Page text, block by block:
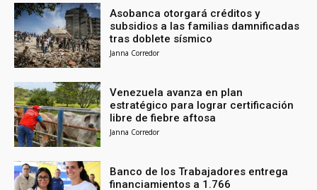
Asobanca otorgará créditos y
subsidios a las familias damnificadas
tras doblete sísmico
Janna Corredor
Venezuela avanza en plan
estratégico para lograr certificación
libre de fiebre aftosa
Janna Corredor
Banco de los Trabajadores entrega
financiamientos a 1.766